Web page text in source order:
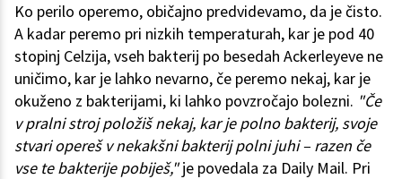
Ko perilo operemo, običajno predvidevamo, da je čisto.
A kadar peremo pri nizkih temperaturah, kar je pod 40
stopinj Celzija, vseh bakterij po besedah Ackerleyeve ne
uničimo, kar je lahko nevarno, če peremo nekaj, kar je
okuženo z bakterijami, ki lahko povzročajo bolezni. "Če
v pralni stroj položiš nekaj, kar je polno bakterij, svoje
stvari opereš v nekakšni bakterij polni juhi – razen če
vse te bakterije pobiješ,"je povedala za Daily Mail. Pri